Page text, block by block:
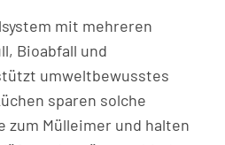
mit mehreren
Bioabfall und
umweltbewusstes
sparen solche
zum Mülleimer und halten